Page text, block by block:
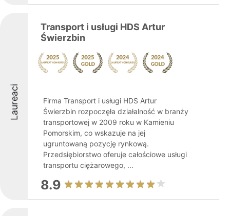
Laureaci
Transport i usługi HDS Artur
Świerzbin
Firma Transport i usługi HDS Artur
Świerzbin rozpoczęła działalność w branży
transportowej w 2009 roku w Kamieniu
Pomorskim, co wskazuje na jej
ugruntowaną pozycję rynkową.
Przedsiębiorstwo oferuje całościowe usługi
transportu ciężarowego, ...
8.9